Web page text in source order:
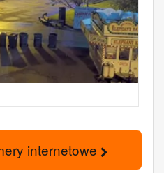
internetowe